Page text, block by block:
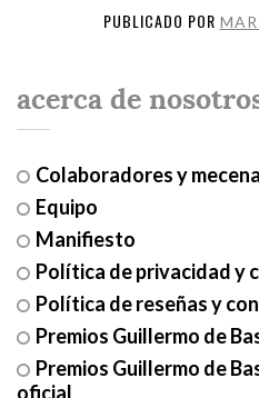
PUBLICADO POR
acerca de
Colaboradores y
Equipo
Manifiesto
Política de privacidad y
Política de reseñas y
Premios Guillermo de
Premios Guillermo de
oficial